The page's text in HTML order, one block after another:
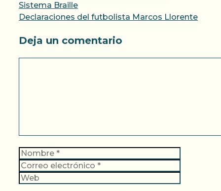
Sistema Braille
Declaraciones del futbolista Marcos Llorente
Deja un comentario
Nombre